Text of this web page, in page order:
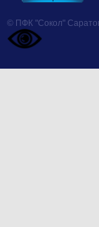
© ПФК "Сокол"